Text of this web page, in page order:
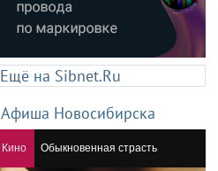
Ещё на Sibnet.Ru
Афиша Новосибирска
Кино Обыкновенная страсть